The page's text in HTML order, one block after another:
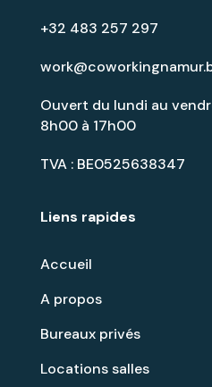
Liens rapides
Accueil
A propos
Bureaux privés
Locations salles
+32 483 257 297
Ouvert du lundi au
8h00 à 17h00
TVA : BE0525638347